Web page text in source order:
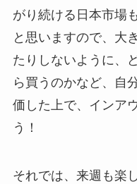
がり続ける日本市場
と思いますので、大
たりしないように、
ら買うのかなど、自
価した上で、インア
う！
それでは、来週も楽